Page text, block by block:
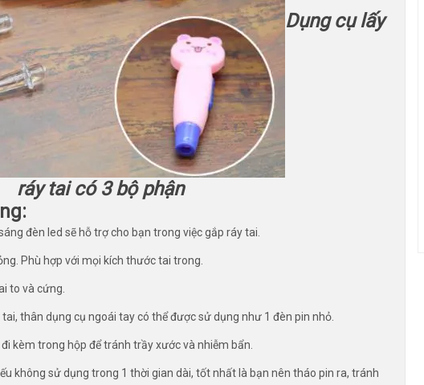
Dụng cụ lấy
ráy tai có 3 bộ phận
đèn led sẽ hỗ trợ cho bạn trong việc gắp ráy tai.
Phù hợp với mọi kích thước tai trong.
to và cứng.
thân dụng cụ ngoái tay có thể được sử dụng như 1 đèn pin nhỏ.
kèm trong hộp để tránh trầy xước và nhiễm bẩn.
không sử dụng trong 1 thời gian dài, tốt nhất là bạn nên tháo pin ra, tránh